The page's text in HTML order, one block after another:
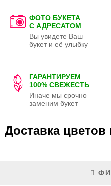
ФОТО БУКЕТА
С АДРЕСАТОМ
Вы увидете Ваш
букет и её улыбку
ГАРАНТИРУЕМ
100% СВЕЖЕСТЬ
Иначе мы срочно
заменим букет
Доставка